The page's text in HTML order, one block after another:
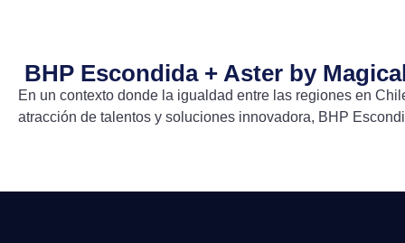
BHP Escondida + Aster by
En un contexto donde la igualdad entre las regiones en
atracción de talentos y soluciones innovadora, BHP